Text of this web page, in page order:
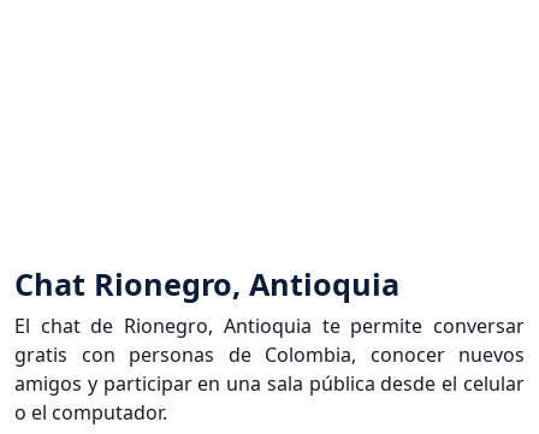
Chat Rionegro, Antioquia
El chat de Rionegro, Antioquia te permite conversar
gratis con personas de Colombia, conocer nuevos
amigos y participar en una sala pública desde el celular
o el computador.